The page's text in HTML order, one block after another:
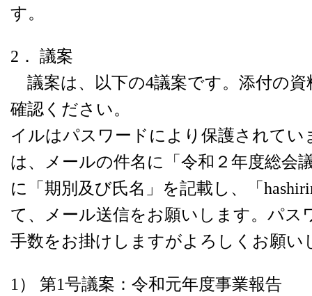
す
2． 議案
議案は、以下の4議案です。添付の
確認ください。 な
イルはパスワードにより保護されてい
は、メールの件名に「令和２年度総会
に「期別及び氏名」を記載し、「
て、メール送信をお願いします。パス
手数をお掛けしますがよろしくお願い
1） 第1号議案：令和元年度事業報告